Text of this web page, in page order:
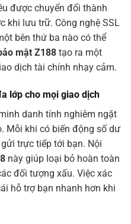
được chuyển đổi thành
khi lưu trữ. Công nghệ SSL
bên thứ ba nào có thể
mật Z188 tạo ra một
dịch tài chính nhạy cảm.
lớp cho mọi giao dịch
danh tính nghiêm ngặt
Mỗi khi có biến động số dư
trực tiếp tới bạn. Nội
này giúp loại bỏ hoàn toàn
đối tượng xấu. Việc xác
hỗ trợ bạn nhanh hơn khi